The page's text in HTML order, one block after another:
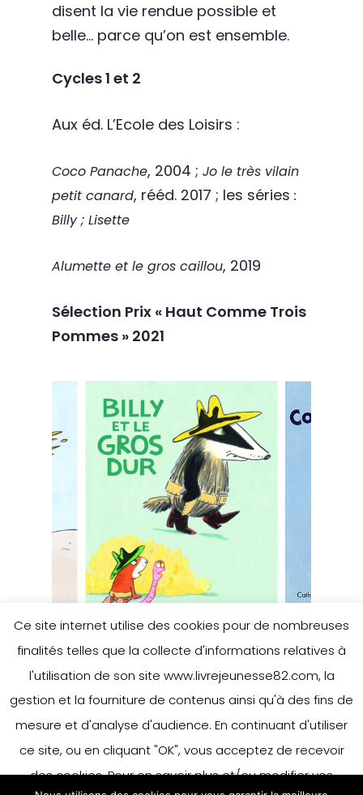
disent la vie rendue possible et
belle… parce qu’on est ensemble.
Cycles 1 et 2
Aux éd. L’Ecole des Loisirs :
Coco Panache, 2004 ;Jo le très vilain
petit canard, rééd. 2017 ; les séries:
Billy ; Lisette
Alumette et le gros caillou, 2019
Sélection Prix « Haut Comme Trois
Pommes » 2021
Next Project
Flore Vesco
Ce site internet utilise des cookies pour de nombreuses
finalités telles que la collecte d'informations relatives à
l'utilisation de son site www.livrejeunesse82.com, la
gestion et la fourniture de contenus ainsi qu'à des fins de
mesure et d'analyse d'audience. En continuant d'utiliser
ce site, ou en cliquant "OK", vous acceptez de recevoir
des cookies. Pour en savoir plus et/ou modifier vos